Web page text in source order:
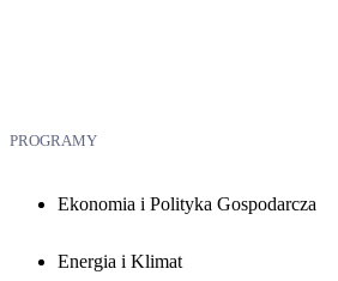
PROGRAMY
Ekonomia i Polityka Gospodarcza
Energia i Klimat